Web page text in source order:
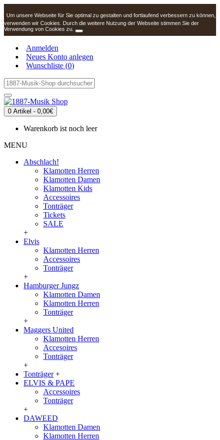
Um unsere Webseite für Sie optimal zu gestalten und fortlaufend verbessern zu können,
verwenden wir Cookies. Durch die weitere Nutzung der Webseite stimmen Sie der
Verwendung von Cookies zu.
Anmelden
Neues Konto anlegen
Wunschliste (0)
0 Artikel - 0,00€
Warenkorb ist noch leer
MENU
Abschlach!
Klamotten Herren
Klamotten Damen
Klamotten Kids
Accessoires
Tonträger
Tickets
SALE
+
Elvis
Klamotten Herren
Accessoires
Tonträger
+
Hamburger Jungz
Klamotten Damen
Klamotten Herren
Tonträger
+
Maggers United
Klamotten Herren
Accesoires
Tonträger
+
Tonträger +
ELVIS & PAPE
Accessoires
Tonträger
+
DAWEED
Klamotten Damen
Klamotten Herren